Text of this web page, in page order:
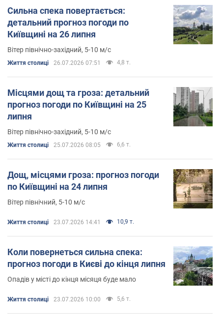
Сильна спека повертається:
детальний прогноз погоди по
Київщині на 26 липня
Вітер північно-західний, 5-10 м/с
Життя столиці 26.07.2026 07:51 4,8 т.
Місцями дощ та гроза: детальний
прогноз погоди по Київщині на 25
липня
Вітер північно-західний, 5-10 м/с
Життя столиці 25.07.2026 08:05 6,6 т.
Дощ, місцями гроза: прогноз погоди
по Київщині на 24 липня
Вітер північний, 5-10 м/с
Життя столиці 23.07.2026 14:41 10,9 т.
Коли повернеться сильна спека:
прогноз погоди в Києві до кінця липня
Опадів у місті до кінця місяця буде мало
Життя столиці 23.07.2026 10:00 5,6 т.